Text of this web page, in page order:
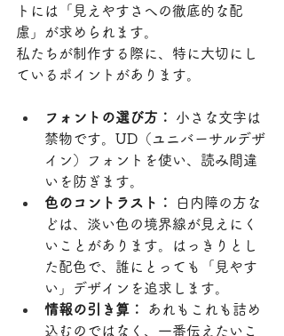
トには「見えやすさへの徹底的な配
慮」が求められます。
私たちが制作する際に、特に大切にし
ているポイントがあります。
フォントの選び方：
小さな文字は
禁物です。UD（ユニバーサルデザ
イン）フォントを使い、読み間違
いを防ぎます。
色のコントラスト：
白内障の方な
どは、淡い色の境界線が見えにく
いことがあります。はっきりとし
た配色で、誰にとっても「見やす
い」デザインを追求します。
情報の引き算：
あれもこれも詰め
込むのではなく、一番伝えたいこ